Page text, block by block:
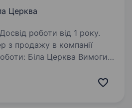
Церква
роботи від 1 року.
з продажу в компанії
Біла Церква Вимоги: